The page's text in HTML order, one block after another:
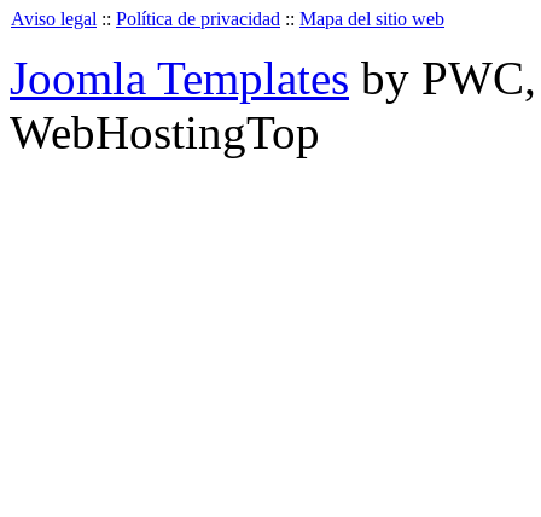
Aviso legal :: Política de privacidad :: Mapa del sitio web
Joomla Templates by
WebHostingTop